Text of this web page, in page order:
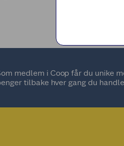
medlem i Coop får du unike
tilbake hver gang du